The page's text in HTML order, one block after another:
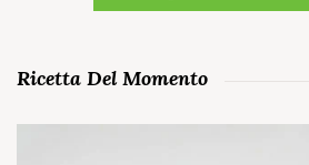
Ricetta Del Momento